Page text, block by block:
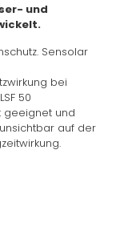
und
Sensolar
bei
50
geeignet und
auf der